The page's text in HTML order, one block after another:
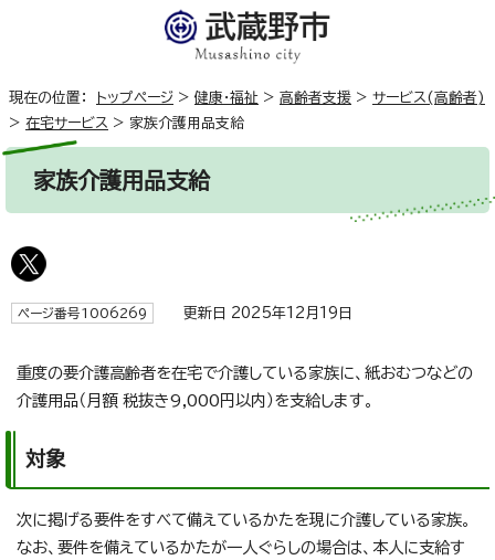
現在の位置： トップページ > 健康・福祉 > 高齢者支援 > サービス(高齢者)
> 在宅サービス > 家族介護用品支給
家族介護用品支給
ページ番号1006269 更新日 2025年12月19日
重度の要介護高齢者を在宅で介護している家族に、紙おむつなどの
介護用品（月額 税抜き9,000円以内）を支給します。
対象
次に掲げる要件をすべて備えているかたを現に介護している家族。
なお、要件を備えているかたが一人ぐらしの場合は、本人に支給す